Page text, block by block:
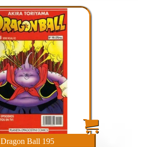
Dragon Ball 195